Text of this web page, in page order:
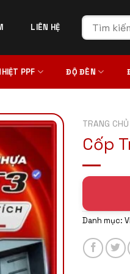
LIÊN HỆ
Tìm
kiếm:
PPF ĐỘ ĐÈN
TRANG CHỦ
Cốp
Danh mục: